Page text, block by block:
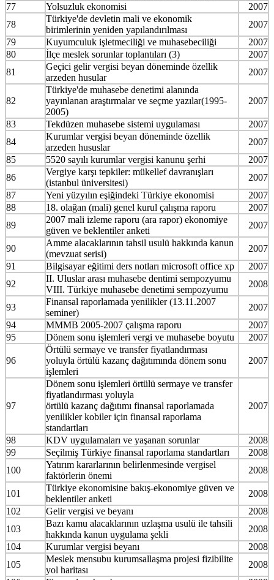
77
Yolsuzluk ekonomisi
2007
78
Türkiye'de devletin mali ve ekonomik
birimlerinin yeniden yapılandırılması
2007
79
Kuyumculuk işletmeciliği ve muhasebeciliği
2007
80
İlçe meslek sorunlar toplantıları (3)
2007
81
Geçici gelir vergisi beyan döneminde özellik
arzeden husular
2007
82
Türkiye'de muhasebe denetimi alanında
yayınlanan araştırmalar ve seçme yazılar(1995-
2005)
2007
83 Tekdüzen muhasebe sistemi uygulaması
2007
84
Kurumlar vergisi beyan döneminde özellik
arzeden hususlar
2007
85
5520 sayılı kurumlar vergisi kanunu şerhi
2007
86
Vergiye karşı tepkiler: mükellef davranışları
(istanbul üniversitesi)
2007
87
Yeni yüzyılın eşiğindeki Türkiye ekonomisi
2007
88
18. olağan (mali) genel kurul çalışma raporu
2007
89
2007 mali izleme raporu (ara rapor) ekonomiye
güven ve beklentiler anketi
2007
90
Amme alacaklarının tahsil usulü hakkında kanun
(mevzuat serisi)
2007
91
Bilgisayar eğitimi ders notları microsoft office xp
2007
92
II. Uluslar arası muhasebe dentimi sempozyumu
VIII. Türkiye muhasebe denetimi sempozyumu
2008
93
Finansal raporlamada yenilikler (13.11.2007
seminer)
2007
94
MMMB 2005-2007 çalışma raporu
2007
95
Dönem sonu işlemleri vergi ve muhasebe boyutu 2007
96
Örtülü sermaye ve transfer fiyatlandırması
yoluyla örtülü kazanç dağıtımında dönem sonu
işlemleri
2007
97
Dönem sonu işlemleri örtülü sermaye ve transfer
fiyatlandırması yoluyla
örtülü kazanç dağıtımı finansal raporlamada
yenilikler kobiler için finansal raporlama
standartları
2007
98 KDV uygulamaları ve yaşanan sorunlar
2008
99
Seçilmiş Türkiye finansal raporlama standartları
2008
100
Yatırım kararlarının belirlenmesinde vergisel
faktörlerin önemi
2008
101
Türkiye ekonomisine bakış-ekonomiye güven ve
beklentiler anketi
2008
102
Gelir vergisi ve beyanı
2008
103
Bazı kamu alacaklarının uzlaşma usulü ile tahsili
hakkında kanun uygulama şekli
2008
104
Kurumlar vergisi beyanı
2008
105
Meslek mensubu kurumsallaşma projesi fizibilite
yol haritası
2008